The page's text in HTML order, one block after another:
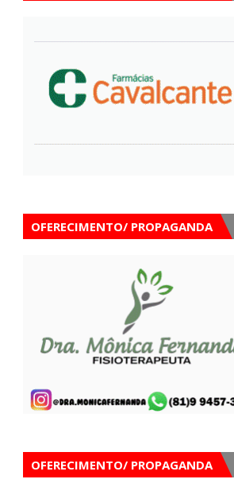
OFERECIMENTO/ PROPAGANDA
OFERECIMENTO/ PROPAGANDA